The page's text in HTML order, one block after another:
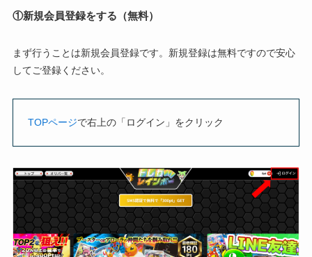
①新規会員登録をする（無料）
まず行うことは新規会員登録です。新規登録は無料ですので安心
してご登録ください。
TOPページで右上の「ログイン」をクリック